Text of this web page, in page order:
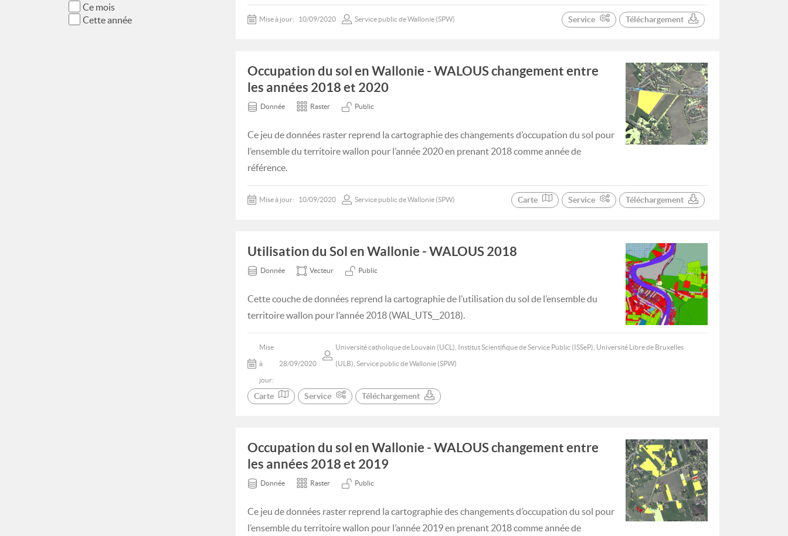
Ce mois
Cette année
Mise à jour: 10/09/2020 Service public de Wallonie (SPW) Service Téléchargement
Occupation du sol en Wallonie - WALOUS changement entre
les années 2018 et 2020
Donnée Raster Public
Ce jeu de données raster reprend la cartographie des changements d’occupation du sol pour
l’ensemble du territoire wallon pour l’année 2020 en prenant 2018 comme année de
référence.
Mise à jour: 10/09/2020 Service public de Wallonie (SPW) Carte Service Téléchargement
Utilisation du Sol en Wallonie - WALOUS 2018
Donnée Vecteur Public
Cette couche de données reprend la cartographie de l’utilisation du sol de l’ensemble du
territoire wallon pour l’année 2018 (WAL_UTS__2018).
Mise
à
jour:
28/09/2020
Université catholique de Louvain (UCL), Institut Scientifique de Service Public (ISSeP), Université Libre de Bruxelles
(ULB), Service public de Wallonie (SPW)
Carte Service Téléchargement
Occupation du sol en Wallonie - WALOUS changement entre
les années 2018 et 2019
Donnée Raster Public
Ce jeu de données raster reprend la cartographie des changements d’occupation du sol pour
l’ensemble du territoire wallon pour l’année 2019 en prenant 2018 comme année de